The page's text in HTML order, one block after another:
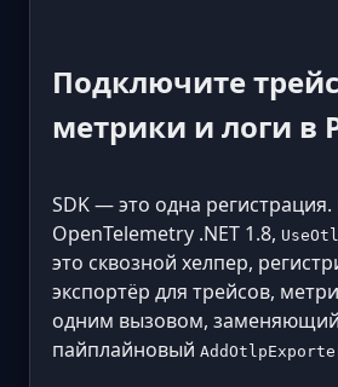
Подключите
метрики и логи в
SDK — это одна
OpenTelemetry .NET 1.8,
это сквозной хелпер,
экспортёр для трейсов,
одним вызовом,
пайплайновый